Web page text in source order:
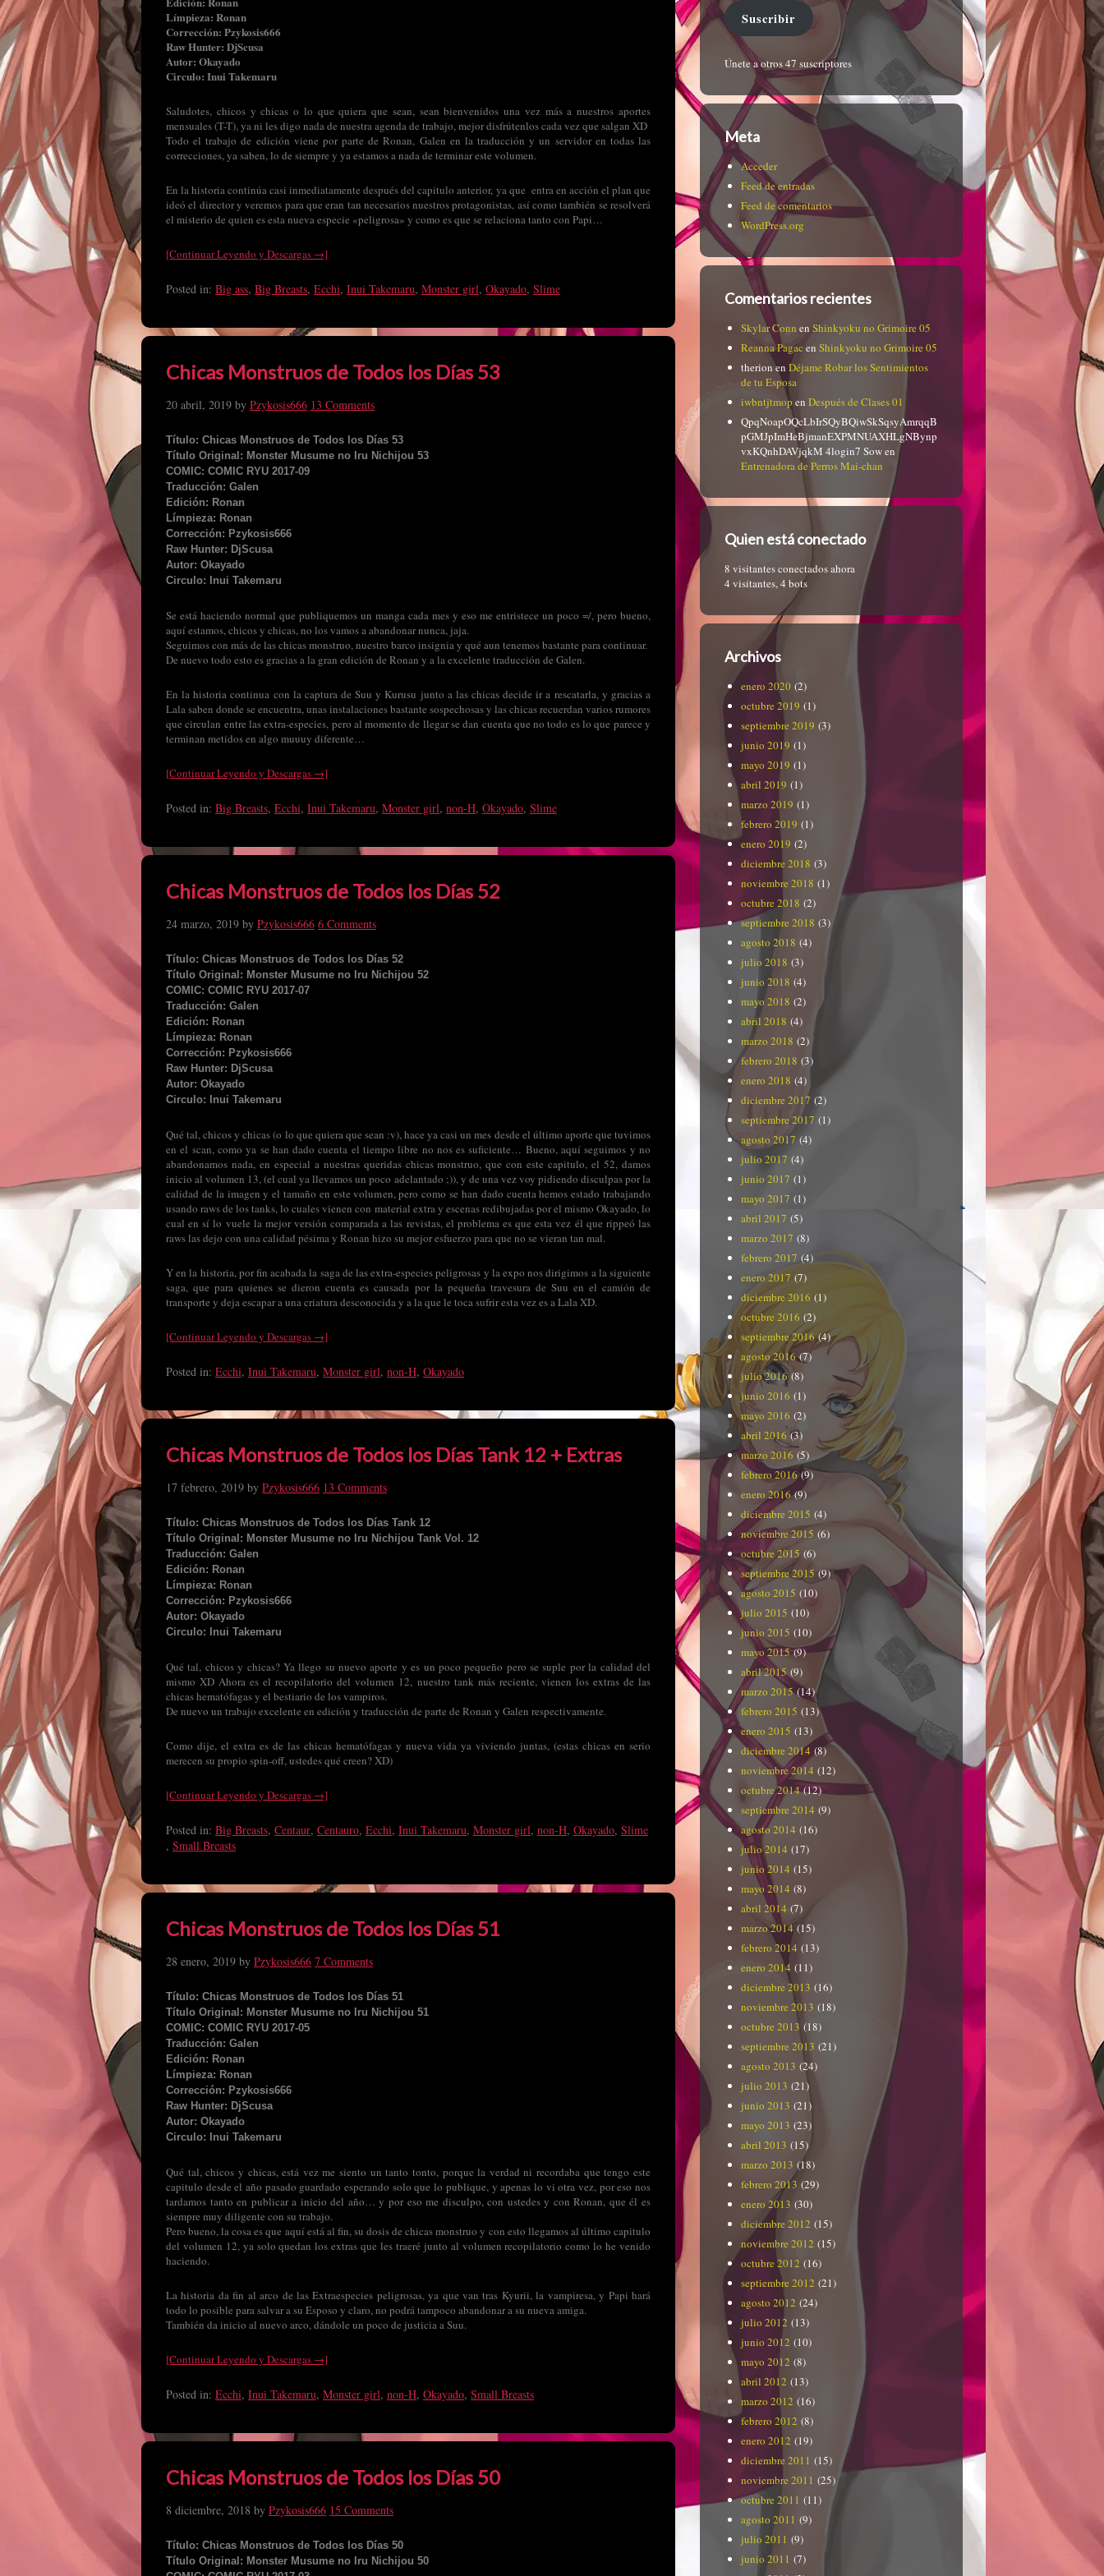
Límpieza: Ronan
Corrección: Pzykosis666
Raw Hunter: DjScusa
Autor: Okayado
Circulo: Inui Takemaru
Saludotes, chicos y chicas o lo que quiera que sean, sean bienvenidos una vez más a nuestros aportes
mensuales (T-T), ya ni les digo nada de nuestra agenda de trabajo, mejor disfrútenlos cada vez que salgan XD
Todo el trabajo de edición viene por parte de Ronan, Galen en la traducción y un servidor en todas las
correcciones, ya saben, lo de siempre y ya estamos a nada de terminar este volumen.
En la historia continúa casi inmediatamente después del capitulo anterior, ya que entra en acción el plan que
ideó el director y veremos para que eran tan necesarios nuestros protagonistas, así como también se resolverá
el misterio de quien es esta nueva especie «peligrosa» y como es que se relaciona tanto con Papi…
[Continuar Leyendo y Descargas →]
Posted in: Big ass, Big Breasts, Ecchi, Inui Takemaru, Monster girl, Okayado, Slime
Chicas Monstruos de Todos los Días 53
20 abril, 2019 by Pzykosis666 13 Comments
Título: Chicas Monstruos de Todos los Días 53
Título Original: Monster Musume no Iru Nichijou 53
COMIC: COMIC RYU 2017-09
Traducción: Galen
Edición: Ronan
Límpieza: Ronan
Corrección: Pzykosis666
Raw Hunter: DjScusa
Autor: Okayado
Circulo: Inui Takemaru
Se está haciendo normal que publiquemos un manga cada mes y eso me entristece un poco =/, pero bueno,
aquí estamos, chicos y chicas, no los vamos a abandonar nunca, jaja.
Seguimos con más de las chicas monstruo, nuestro barco insignia y qué aun tenemos bastante para continuar.
De nuevo todo esto es gracias a la gran edición de Ronan y a la excelente traducción de Galen.
En la historia continua con la captura de Suu y Kurusu junto a las chicas decide ir a rescatarla, y gracias a
Lala saben donde se encuentra, unas instalaciones bastante sospechosas y las chicas recuerdan varios rumores
que circulan entre las extra-especies, pero al momento de llegar se dan cuenta que no todo es lo que parece y
terminan metidos en algo muuuy diferente…
[Continuar Leyendo y Descargas →]
Posted in: Big Breasts, Ecchi, Inui Takemaru, Monster girl, non-H, Okayado, Slime
Chicas Monstruos de Todos los Días 52
24 marzo, 2019 by Pzykosis666 6 Comments
Título: Chicas Monstruos de Todos los Días 52
Título Original: Monster Musume no Iru Nichijou 52
COMIC: COMIC RYU 2017-07
Traducción: Galen
Edición: Ronan
Límpieza: Ronan
Corrección: Pzykosis666
Raw Hunter: DjScusa
Autor: Okayado
Circulo: Inui Takemaru
Qué tal, chicos y chicas (o lo que quiera que sean :v), hace ya casi un mes desde el último aporte que tuvimos
en el scan, como ya se han dado cuenta el tiempo libre no nos es suficiente… Bueno, aquí seguimos y no
abandonamos nada, en especial a nuestras queridas chicas monstruo, que con este capitulo, el 52, damos
inicio al volumen 13, (el cual ya llevamos un poco adelantado ;)), y de una vez voy pidiendo disculpas por la
calidad de la imagen y el tamaño en este volumen, pero como se han dado cuenta hemos estado trabajando
usando raws de los tanks, lo cuales vienen con material extra y escenas redibujadas por el mismo Okayado, lo
cual en sí lo vuele la mejor versión comparada a las revistas, el problema es que esta vez él que rippeó las
raws las dejo con una calidad pésima y Ronan hizo su mejor esfuerzo para que no se vieran tan mal.
Y en la historia, por fin acabada la saga de las extra-especies peligrosas y la expo nos dirigimos a la siguiente
saga, que para quienes se dieron cuenta es causada por la pequeña travesura de Suu en el camión de
transporte y deja escapar a una criatura desconocida y a la que le toca sufrir esta vez es a Lala XD.
[Continuar Leyendo y Descargas →]
Posted in: Ecchi, Inui Takemaru, Monster girl, non-H, Okayado
Chicas Monstruos de Todos los Días Tank 12 + Extras
17 febrero, 2019 by Pzykosis666 13 Comments
Título: Chicas Monstruos de Todos los Días Tank 12
Título Original: Monster Musume no Iru Nichijou Tank Vol. 12
Traducción: Galen
Edición: Ronan
Límpieza: Ronan
Corrección: Pzykosis666
Autor: Okayado
Circulo: Inui Takemaru
Qué tal, chicos y chicas? Ya llego su nuevo aporte y es un poco pequeño pero se suple por la calidad del
mismo XD Ahora es el recopilatorio del volumen 12, nuestro tank más reciente, vienen los extras de las
chicashematófagas y el bestiario de los vampiros.
De nuevo un trabajo excelente en edición y traducción de parte de Ronan y Galen respectivamente.
Como dije, el extra es de las chicas hematófagas y nueva vida ya viviendo juntas, (estas chicas en serio
merecen su propio spin-off, ustedes qué creen? XD)
[Continuar Leyendo y Descargas →]
Posted in: Big Breasts, Centaur, Centauro, Ecchi, Inui Takemaru, Monster girl, non-H, Okayado, Slime
, Small Breasts
Chicas Monstruos de Todos los Días 51
28 enero, 2019 by Pzykosis666 7 Comments
Título: Chicas Monstruos de Todos los Días 51
Título Original: Monster Musume no Iru Nichijou 51
COMIC: COMIC RYU 2017-05
Traducción: Galen
Edición: Ronan
Límpieza: Ronan
Corrección: Pzykosis666
Raw Hunter: DjScusa
Autor: Okayado
Circulo: Inui Takemaru
Qué tal, chicos y chicas, está vez me siento un tanto tonto, porque la verdad ni recordaba que tengo este
capitulo desde el año pasado guardado esperando solo que lo publique, y apenas lo vi otra vez, por eso nos
tardamos tanto en publicar a inicio del año… y por eso me disculpo, con ustedes y con Ronan, que él es
siempre muy diligente con su trabajo.
Pero bueno, la cosa es que aquí está al fin, su dosis de chicas monstruo y con esto llegamos al último capitulo
del volumen 12, ya solo quedan los extras que les traeré junto al volumen recopilatorio como lo he venido
haciendo.
La historia da fin al arco de las Extraespecies peligrosas, ya que van tras Kyurii, la vampiresa, y Papi hará
todo lo posible para salvar a su Esposo y claro, no podrá tampoco abandonar a su nueva amiga.
También da inicio al nuevo arco, dándole un poco de justicia a Suu.
[Continuar Leyendo y Descargas →]
Posted in: Ecchi, Inui Takemaru, Monster girl, non-H, Okayado, Small Breasts
Chicas Monstruos de Todos los Días 50
8 diciembre, 2018 by Pzykosis666 15 Comments
Título: Chicas Monstruos de Todos los Días 50
Título Original: Monster Musume no Iru Nichijou 50
Suscribir
Únete a otros 47 suscriptores
Meta
Acceder
Feed de entradas
Feed de comentarios
WordPress.org
Comentarios recientes
Skylar Conn en Shinkyoku no Grimoire 05
Reanna Pagac en Shinkyoku no Grimoire 05
therionen Déjame Robar los Sentimientos
de tu Esposa
iwbntjtmop en Después de Clases 01
QpqNoapOQcLbIrSQyBQiwSkSqsyAmrqqB
pGMJpImHeBjmanEXPMNUAXHLgNBynp
vxKQnhDAVjqkM 4login7 Sowen
Entrenadora de Perros Mai-chan
Quien está conectado
8 visitantes conectados ahora
4 visitantes,4 bots
Archivos
enero 2020 (2)
octubre 2019 (1)
septiembre 2019 (3)
junio 2019 (1)
mayo 2019 (1)
abril 2019 (1)
marzo 2019 (1)
febrero 2019 (1)
enero 2019 (2)
diciembre 2018 (3)
noviembre 2018 (1)
octubre 2018 (2)
septiembre 2018 (3)
agosto 2018 (4)
julio 2018 (3)
junio 2018 (4)
mayo 2018 (2)
abril 2018 (4)
marzo 2018 (2)
febrero 2018 (3)
enero 2018 (4)
diciembre 2017 (2)
septiembre 2017 (1)
agosto 2017 (4)
julio 2017 (4)
junio 2017 (1)
mayo 2017 (1)
abril 2017 (5)
marzo 2017 (8)
febrero 2017 (4)
enero 2017 (7)
diciembre 2016 (1)
octubre 2016 (2)
septiembre 2016(4)
agosto 2016(7)
julio 2016(8)
junio 2016 (1)
mayo 2016 (2)
abril 2016 (3)
marzo 2016 (5)
febrero 2016(9)
enero 2016(9)
diciembre 2015 (4)
noviembre 2015 (6)
octubre 2015 (6)
septiembre 2015 (9)
agosto 2015 (10)
julio 2015 (10)
junio 2015 (10)
mayo 2015(9)
abril 2015 (9)
marzo 2015(14)
febrero 2015 (13)
enero 2015 (13)
diciembre 2014 (8)
noviembre 2014 (12)
octubre 2014(12)
septiembre 2014 (9)
agosto 2014 (16)
julio 2014 (17)
junio 2014 (15)
mayo 2014 (8)
abril 2014 (7)
marzo 2014 (15)
febrero 2014 (13)
enero 2014 (11)
diciembre 2013 (16)
noviembre 2013 (18)
octubre 2013 (18)
septiembre 2013 (21)
agosto 2013 (24)
julio 2013 (21)
junio 2013 (21)
mayo 2013 (23)
abril 2013 (15)
marzo 2013 (18)
febrero 2013 (29)
enero 2013 (30)
diciembre 2012 (15)
noviembre 2012 (15)
octubre 2012 (16)
septiembre 2012 (21)
agosto 2012 (24)
julio 2012 (13)
junio 2012 (10)
mayo 2012 (8)
abril 2012 (13)
marzo 2012 (16)
febrero 2012 (8)
enero 2012 (19)
diciembre 2011 (15)
noviembre 2011 (25)
octubre 2011 (11)
agosto 2011 (9)
julio 2011 (9)
junio 2011 (7)